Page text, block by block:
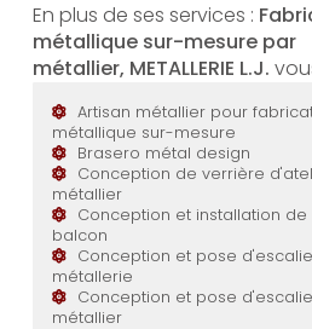
En plus de ses services :
métallique sur-mesure par
métallier, METALLERIE L.J.
Artisan métallier pour
métallique sur-mesure
Brasero métal design
Conception de verrière
métallier
Conception et installation
balcon
Conception et pose
métallerie
Conception et pose
métallier